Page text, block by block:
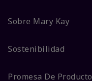
Sobre Mary Kay
Sostenibilidad
Promesa De Producto